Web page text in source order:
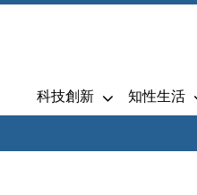
科技創新 知性生活